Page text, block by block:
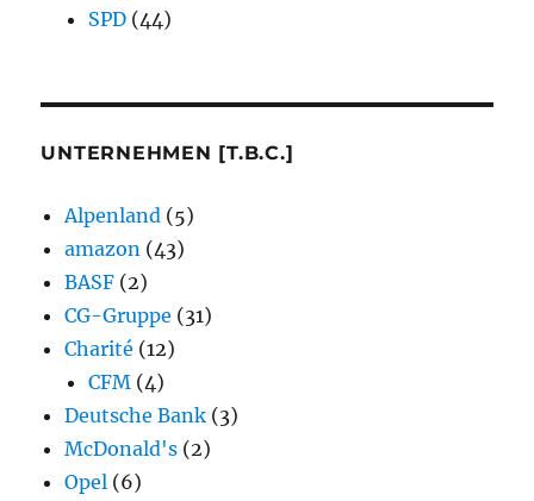
SPD (44)
UNTERNEHMEN [T.B.C.]
Alpenland (5)
amazon (43)
BASF (2)
CG-Gruppe (31)
Charité (12)
CFM (4)
Deutsche Bank (3)
McDonald's (2)
Opel (6)